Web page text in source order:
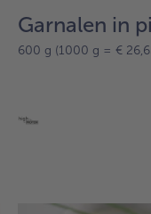
Garnalen in
600 g (1000 g = €